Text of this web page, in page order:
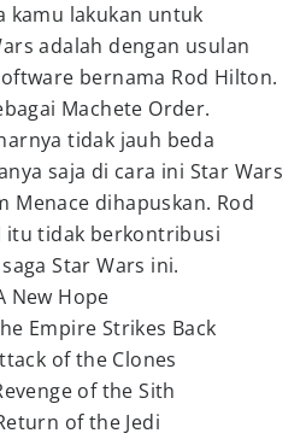
kamu lakukan untuk
adalah dengan usulan
bernama Rod Hilton.
Machete Order.
tidak jauh beda
saja di cara ini Star Wars
Menace dihapuskan. Rod
itu tidak berkontribusi
Star Wars ini.
New Hope
Empire Strikes Back
of the Clones
of the Sith
of the Jedi